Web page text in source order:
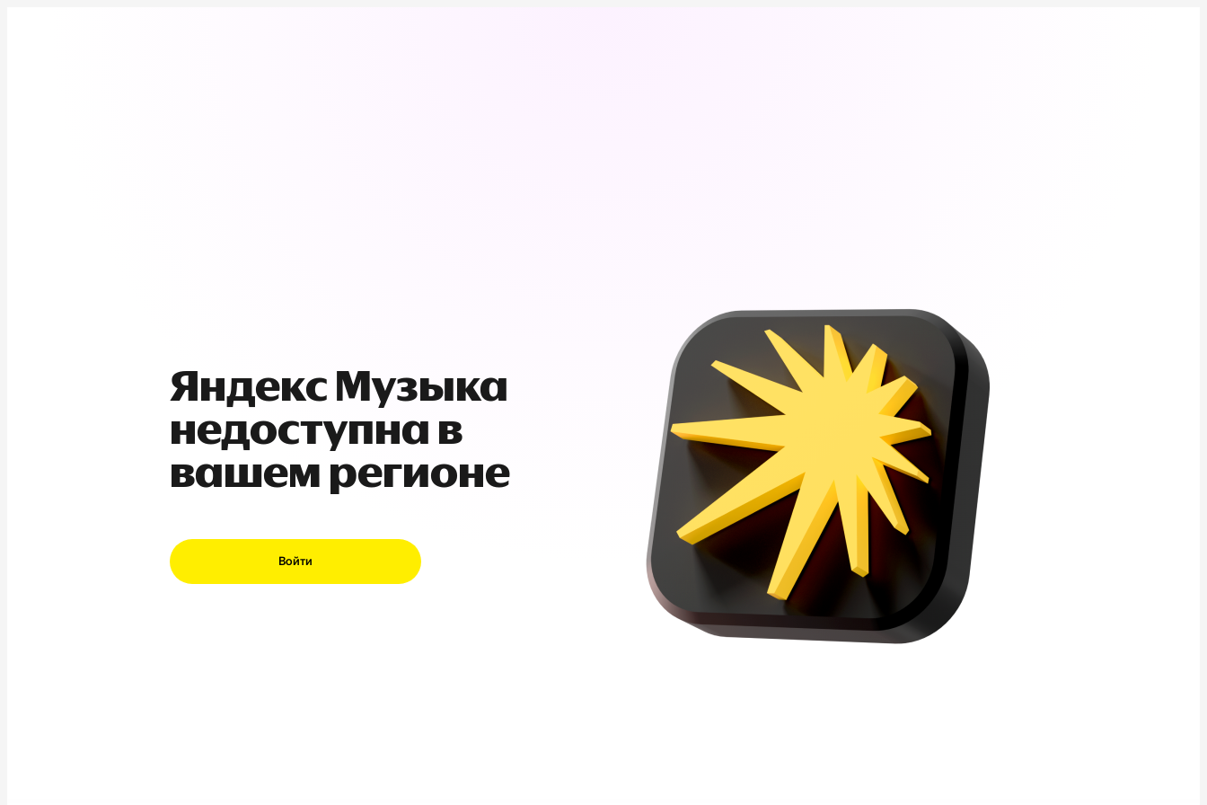
Яндекс Музыка
недоступна в
вашем регионе
Войти